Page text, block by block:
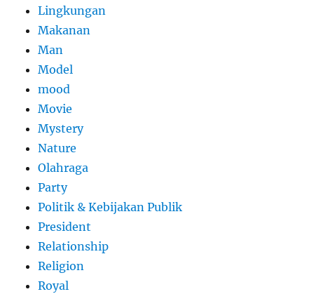
Lingkungan
Makanan
Man
Model
mood
Movie
Mystery
Nature
Olahraga
Party
Politik & Kebijakan Publik
President
Relationship
Religion
Royal